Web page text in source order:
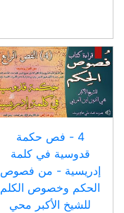
4 - فص حكمة
قدوسية في كلمة
إدريسية - من فصوص
الحكم وخصوص الكلم
للشيخ الأكبر محي